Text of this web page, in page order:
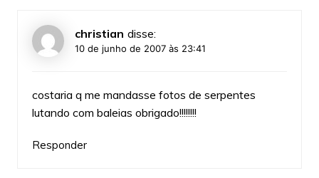
christian disse:
10 de junho de 2007 às 23:41
costaria q me mandasse fotos de serpentes
lutando com baleias obrigado!!!!!!!!
Responder